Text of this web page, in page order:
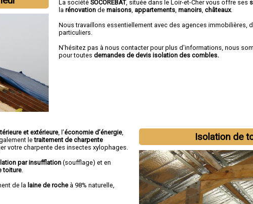
La sociétéSOCOREBAT, située dans le Loir-et-Cher vous offre ses
larénovation demaisons appartements ,manoirs ,châteaux.
Nous travaillons essentiellement avec des agences immobilières,
particuliers.
N'hésitez pas à nous contacter pour plus d'informations, nous
pour toutesdemandes de devis isolation des combles.
Isolation de
et extérieure , l’économie d’énergie
letraitement de charpente
votre charpente des insectes xylophages.
par insufflation(soufflage) et en
toiture
de la laine de roche à 98% naturelle,